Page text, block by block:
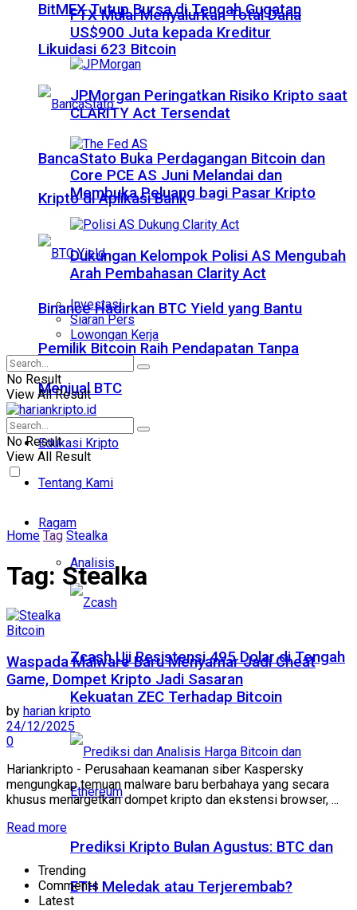
BitMEX Tutup Bursa di Tengah Gugatan
Likuidasi 623 Bitcoin
BancaStato Buka Perdagangan Bitcoin dan
Kripto di Aplikasi Bank
Binance Hadirkan BTC Yield yang Bantu
Pemilik Bitcoin Raih Pendapatan Tanpa
Menjual BTC
Edukasi Kripto
Tentang Kami
Ragam
Analisis
Zcash Uji Resistensi 495 Dolar di Tengah
Kekuatan ZEC Terhadap Bitcoin
Prediksi Kripto Bulan Agustus: BTC dan
ETH Meledak atau Terjerembab?
FTX Mulai Menyalurkan Total Dana
US$900 Juta kepada Kreditur
JPMorgan Peringatkan Risiko Kripto saat
CLARITY Act Tersendat
Core PCE AS Juni Melandai dan
Membuka Peluang bagi Pasar Kripto
Dukungan Kelompok Polisi AS Mengubah
Arah Pembahasan Clarity Act
Investasi
Siaran Pers
Lowongan Kerja
No Result
View All Result
No Result
View All Result
Home Tag Stealka
Tag:Stealka
Bitcoin
Waspada Malware Baru Menyamar Jadi Cheat
Game, Dompet Kripto Jadi Sasaran
by harian kripto
24/12/2025
0
Hariankripto - Perusahaan keamanan siber Kaspersky
mengungkap temuan malware baru berbahaya yang secara
khusus menargetkan dompet kripto dan ekstensi browser, ...
Read more
Trending
Comments
Latest